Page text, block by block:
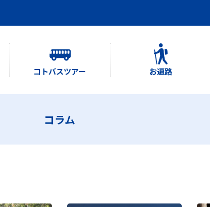
コトバスツアー お遍路
コラム